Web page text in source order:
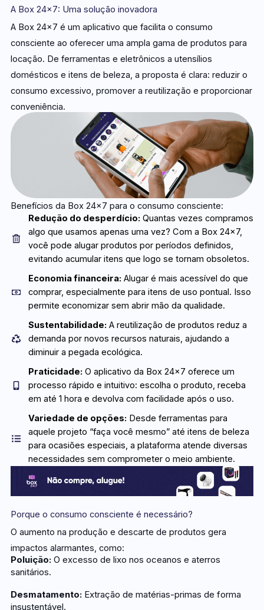
A Box 24×7: Uma solução inovadora
A Box 24×7 é um aplicativo que facilita o consumo
consciente ao oferecer uma ampla gama de produtos para
locação. De ferramentas e eletrônicos a utensílios
domésticos e itens de beleza, a proposta é clara: reduzir o
consumo excessivo, promover a reutilização e proporcionar
conveniência.
Benefícios da Box 24×7 para o consumo consciente:
Redução do desperdício: Quantas vezes compramos
algo que usamos apenas uma vez? Com a Box 24x7,
você pode alugar produtos por períodos definidos,
evitando acumular itens que logo se tornam obsoletos.
Economia financeira: Alugar é mais acessível do que
comprar, especialmente para itens de uso pontual. Isso
permite economizar sem abrir mão da qualidade.
Sustentabilidade: A reutilização de produtos reduz a
demanda por novos recursos naturais, ajudando a
diminuir a pegada ecológica.
Praticidade: O aplicativo da Box 24x7 oferece um
processo rápido e intuitivo: escolha o produto, receba
em até 1 hora e devolva com facilidade após o uso.
Variedade de opções: Desde ferramentas para
aquele projeto “faça você mesmo” até itens de beleza
para ocasiões especiais, a plataforma atende diversas
necessidades sem comprometer o meio ambiente.
Porque o consumo consciente é necessário?
O aumento na produção e descarte de produtos gera
impactos alarmantes, como:
Poluição:O excesso de lixo nos oceanos e aterros
sanitários.
Desmatamento:Extração de matérias-primas de forma
insustentável.